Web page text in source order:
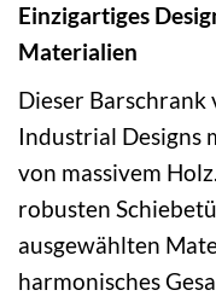
Einzigartiges
Materialien
Dieser
Industrial Designs
von massivem
robusten
ausgewählten
harmonisches